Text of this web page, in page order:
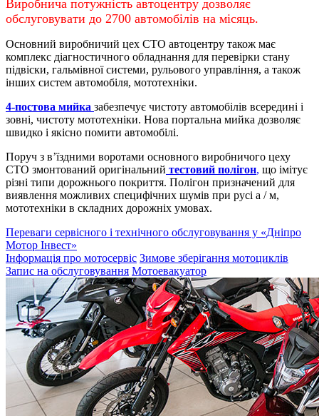
Виробнича потужність автоцентру дозволяє
обслуговувати до 2700 автомобілів на місяць.
Основний виробничий цех СТО автоцентру також має
комплекс діагностичного обладнання для перевірки стану
підвіски, гальмівної системи, рульового управління, а також
інших систем автомобіля, мототехніки.
4-постова мийка забезпечує чистоту автомобілів всередині і
зовні, чистоту мототехніки. Нова портальна мийка дозволяє
швидко і якісно помити автомобілі.
Поруч з в’їздними воротами основного виробничого цеху
СТО змонтований оригінальний тестовий полігон, що імітує
різні типи дорожнього покриття. Полігон призначений для
виявлення можливих специфічних шумів при русі а / м,
мототехніки в складних дорожніх умовах.
Переваги сервісного і технічного обслуговування у «Дніпро
Мотор Інвест»
Інформація про мотосервіс Зимове зберігання мотоциклів
Запис на обслуговування Мотоевакуатор